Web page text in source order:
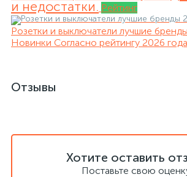
и недостатки. Рейтинг
Розетки и выключатели лучшие
Новинки Согласно рейтингу 2026 года
Отзывы
Хотите оставить
Поставьте свою